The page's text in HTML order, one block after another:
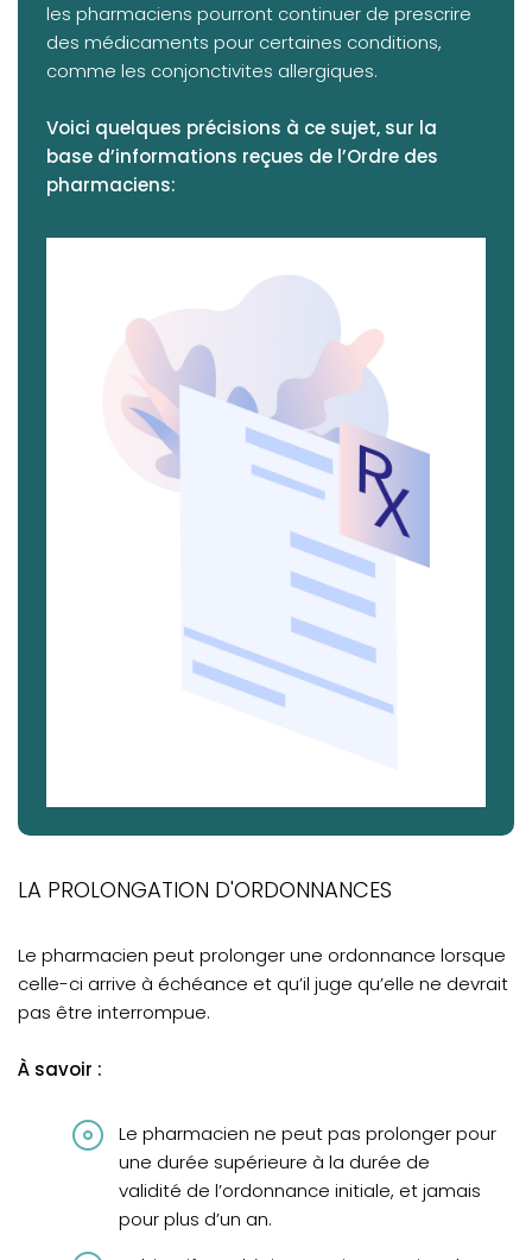
les pharmaciens pourront continuer de prescrire
des médicaments pour certaines conditions,
comme les conjonctivites allergiques.
Voici quelques précisions à ce sujet, sur la
base d’informations reçues de l’Ordre des
pharmaciens:
LA PROLONGATION D'ORDONNANCES
Le pharmacien peut prolonger une ordonnance lorsque
celle-ci arrive à échéance et qu’il juge qu’elle ne devrait
pas être interrompue.
À savoir :
Le pharmacien ne peut pas prolonger pour
une durée supérieure à la durée de
validité de l’ordonnance initiale, et jamais
pour plus d’un an.